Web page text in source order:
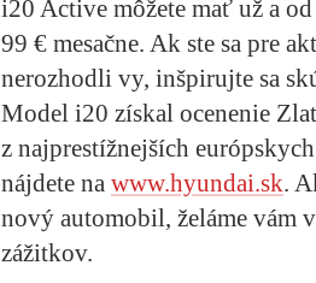
i20 Active môžete mať už a
99 € mesačne. Ak ste sa pre
nerozhodli vy, inšpirujte sa
Model i20 získal ocenenie
z najprestížnejších
nájdete na www.hyundai.sk.
nový automobil, želáme vám
zážitkov.